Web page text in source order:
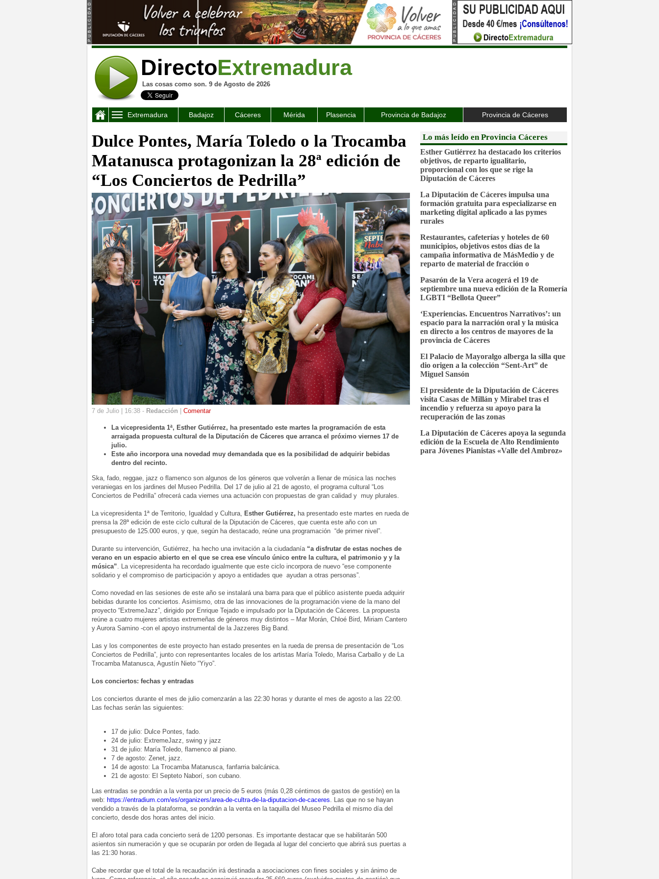
DirectoExtremadura
Las cosas como son. 9 de Agosto de 2026
Extremadura Badajoz Cáceres Mérida Plasencia Provincia de Badajoz Provincia de Cáceres
Dulce Pontes, María Toledo o la Trocamba
Matanusca protagonizan la 28ª edición de
“Los Conciertos de Pedrilla”
7 de Julio | 16:38 - Redacción Comentar
La vicepresidenta 1ª, Esther Gutiérrez, ha presentado este martes la programación de esta
arraigada propuesta cultural de la Diputación de Cáceres que arranca el próximo viernes 17 de
julio.
Este año incorpora una novedad muy demandada que es la posibilidad de adquirir bebidas
dentro del recinto.
Ska, fado, reggae, jazz o flamenco son algunos de los géneros que volverán a llenar de música las noches
veraniegas en los jardines del Museo Pedrilla. Del 17 de julio al 21 de agosto, el programa cultural “Los
Conciertos de Pedrilla” ofrecerá cada viernes una actuación con propuestas de gran calidad y muy plurales.
La vicepresidenta 1ª de Territorio, Igualdad y Cultura, Esther Gutiérrez, ha presentado este martes en rueda de
prensa la 28ª edición de este ciclo cultural de la Diputación de Cáceres, que cuenta este año con un
presupuesto de 125.000 euros, y que, según ha destacado, reúne una programación “de primer nivel”.
Durante su intervención, Gutiérrez, ha hecho una invitación a la ciudadanía “a disfrutar de estas noches de
verano en un espacio abierto en el que se crea ese vínculo único entre la cultura, el patrimonio y y la
música”. La vicepresidenta ha recordado igualmente que este ciclo incorpora de nuevo “ese componente
solidario y el compromiso de participación y apoyo a entidades que ayudan a otras personas”.
Como novedad en las sesiones de este año se instalará una barra para que el público asistente pueda adquirir
bebidas durante los conciertos. Asimismo, otra de las innovaciones de la programación viene de la mano del
proyecto “ExtremeJazz”, dirigido por Enrique Tejado e impulsado por la Diputación de Cáceres. La propuesta
reúne a cuatro mujeres artistas extremeñas de géneros muy distintos – Mar Morán, Chloé Bird, Miriam Cantero
y Aurora Samino -con el apoyo instrumental de la Jazzeres Big Band.
Las y los componentes de este proyecto han estado presentes en la rueda de prensa de presentación de “Los
Conciertos de Pedrilla”, junto con representantes locales de los artistas María Toledo, Marisa Carballo y de La
Trocamba Matanusca, Agustín Nieto “Yiyo”.
Los conciertos: fechas y entradas
Los conciertos durante el mes de julio comenzarán a las 22:30 horas y durante el mes de agosto a las 22:00.
Las fechas serán las siguientes:
17 de julio: Dulce Pontes, fado.
24 de julio: ExtremeJazz, swing y jazz
31 de julio: María Toledo, flamenco al piano.
7 de agosto: Zenet, jazz.
14 de agosto: La Trocamba Matanusca, fanfarria balcánica.
21 de agosto: El Septeto Naborí, son cubano.
Las entradas se pondrán a la venta por un precio de 5 euros (más 0,28 céntimos de gastos de gestión) en la
web: https://entradium.com/es/organizers/area-de-cultra-de-la-diputacion-de-caceres. Las que no se hayan
vendido a través de la plataforma, se pondrán a la venta en la taquilla del Museo Pedrilla el mismo día del
concierto, desde dos horas antes del inicio.
El aforo total para cada concierto será de 1200 personas. Es importante destacar que se habilitarán 500
asientos sin numeración y que se ocuparán por orden de llegada al lugar del concierto que abrirá sus puertas a
las 21:30 horas.
Cabe recordar que el total de la recaudación irá destinada a asociaciones con fines sociales y sin ánimo de
Lo más leído en Provincia Cáceres
Esther Gutiérrez ha destacado los criterios
objetivos, de reparto igualitario,
proporcional con los que se rige la
Diputación de Cáceres
La Diputación de Cáceres impulsa una
formación gratuita para especializarse en
marketing digital aplicado a las pymes
rurales
Restaurantes, cafeterías y hoteles de 60
municipios, objetivos estos días de la
campaña informativa de MásMedio y de
reparto de material de fracción o
Pasarón de la Vera acogerá el 19 de
septiembre una nueva edición de la Romería
LGBTI “Bellota Queer”
‘Experiencias. Encuentros Narrativos’: un
espacio para la narración oral y la música
en directo a los centros de mayores de la
provincia de Cáceres
El Palacio de Mayoralgo alberga la silla que
dio origen a la colección “Sent-Art” de
Miguel Sansón
El presidente de la Diputación de Cáceres
visita Casas de Millán y Mirabel tras el
incendio y refuerza su apoyo para la
recuperación de las zonas
La Diputación de Cáceres apoya la segunda
edición de la Escuela de Alto Rendimiento
para Jóvenes Pianistas «Valle del Ambroz»